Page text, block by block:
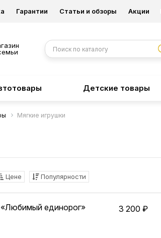
Гарантии Статьи и обзоры Акции
Детские товары
Мягкие игрушки
Цене Популярности
«Любимый единорог» 3 200 ₽